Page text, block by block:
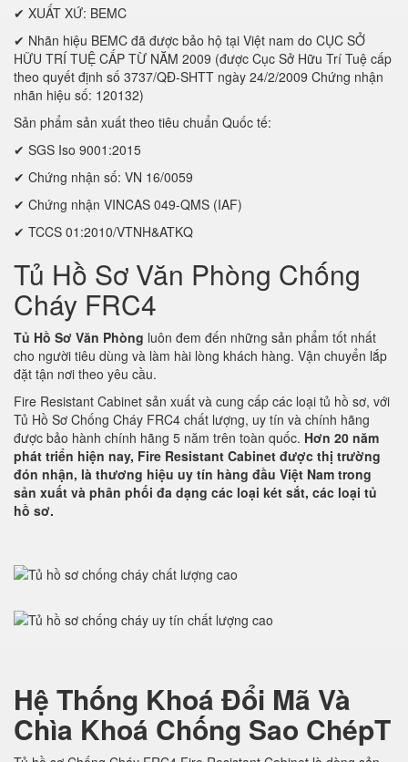
✔ XUẤT XỨ: BEMC
✔ Nhãn hiệu BEMC đã được bảo hộ tại Việt nam do CỤC SỞ
HỮU TRÍ TUỆ CẤP TỪ NĂM 2009 (được Cục Sở Hữu Trí Tuệ cấp
theo quyết định số 3737/QĐ-SHTT ngày 24/2/2009 Chứng nhận
nhãn hiệu số: 120132)
Sản phẩm sản xuất theo tiêu chuẩn Quốc tế:
✔ SGS Iso 9001:2015
✔ Chứng nhận số: VN 16/0059
✔ Chứng nhận VINCAS 049-QMS (IAF)
✔ TCCS 01:2010/VTNH&ATKQ
Tủ Hồ Sơ Văn Phòng Chống
Cháy FRC4
Tủ Hồ Sơ Văn Phòng luôn đem đến những sản phẩm tốt nhất
cho người tiêu dùng và làm hài lòng khách hàng. Vận chuyển lắp
đặt tận nơi theo yêu cầu.
Fire Resistant Cabinet sản xuất và cung cấp các loại tủ hồ sơ, với
Tủ Hồ Sơ Chống Cháy FRC4 chất lượng, uy tín và chính hãng
được bảo hành chính hãng 5 năm trên toàn quốc. Hơn 20 năm
phát triển hiện nay, Fire Resistant Cabinet được thị trường
đón nhận, là thương hiệu uy tín hàng đầu Việt Nam trong
sản xuất và phân phối đa dạng các loại két sắt, các loại tủ
hồ sơ.
Hệ Thống Khoá Đổi Mã Và
Chìa Khoá Chống Sao ChépT